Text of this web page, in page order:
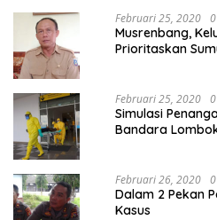
Februari 25, 2020
Musrenbang,
Prioritaskan
Februari 25, 2020
Simulasi
Bandara
Februari 26, 2020
Dalam 2 Pekan
Kasus